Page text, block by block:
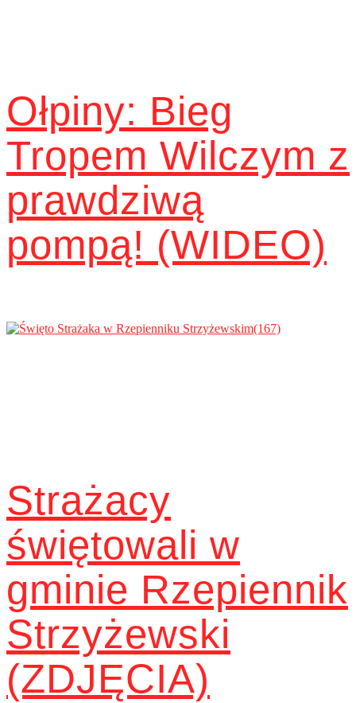
Ołpiny: Bieg
Tropem Wilczym z
prawdziwą
pompą! (WIDEO)
Strażacy
świętowali w
gminie Rzepiennik
Strzyżewski
(ZDJĘCIA)